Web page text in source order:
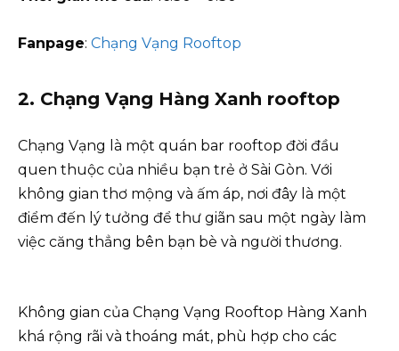
Fanpage: Chạng Vạng Rooftop
2. Chạng Vạng Hàng Xanh rooftop
Chạng Vạng là một quán bar rooftop đời đầu
quen thuộc của nhiều bạn trẻ ở Sài Gòn. Với
không gian thơ mộng và ấm áp, nơi đây là một
điểm đến lý tưởng để thư giãn sau một ngày làm
việc căng thẳng bên bạn bè và người thương.
Không gian của Chạng Vạng Rooftop Hàng Xanh
khá rộng rãi và thoáng mát, phù hợp cho các